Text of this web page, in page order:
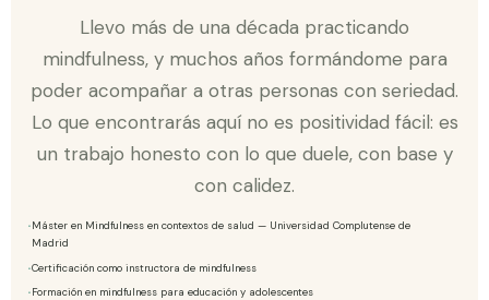
Llevo más de una década practicando
mindfulness, y muchos años formándome para
poder acompañar a otras personas con seriedad.
Lo que encontrarás aquí no es positividad fácil: es
un trabajo honesto con lo que duele, con base y
con calidez.
Máster en Mindfulness en contextos de salud — Universidad Complutense de
Madrid
Certificación como instructora de mindfulness
Formación en mindfulness para educación y adolescentes